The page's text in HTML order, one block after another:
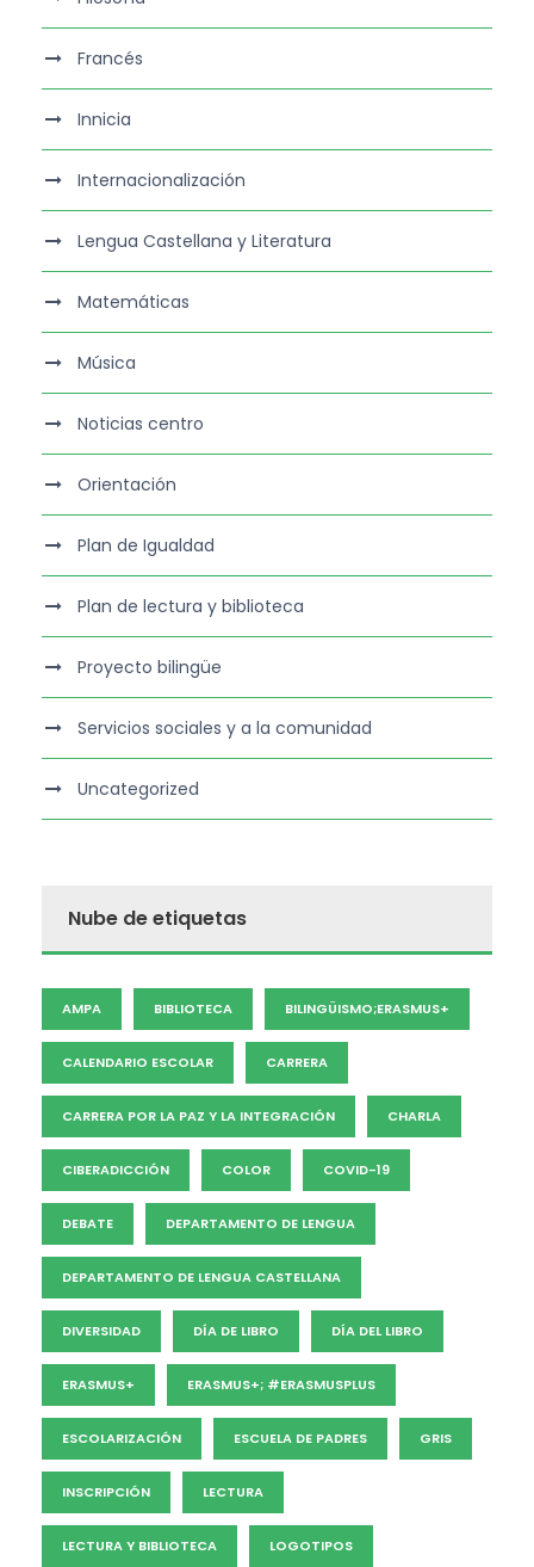
Francés
Innicia
Internacionalización
Lengua Castellana y Literatura
Matemáticas
Música
Noticias centro
Orientación
Plan de Igualdad
Plan de lectura y biblioteca
Proyecto bilingüe
Servicios sociales y a la comunidad
Uncategorized
Nube de etiquetas
AMPA BIBLIOTECA BILINGÜISMO;ERASMUS+
CALENDARIO ESCOLAR CARRERA
CARRERA POR LA PAZ Y LA INTEGRACIÓN CHARLA
CIBERADICCIÓN COLOR COVID-19
DEBATE DEPARTAMENTO DE LENGUA
DEPARTAMENTO DE LENGUA CASTELLANA
DIVERSIDAD DÍA DE LIBRO DÍA DEL LIBRO
ERASMUS+ ERASMUS+; #ERASMUSPLUS
ESCOLARIZACIÓN ESCUELA DE PADRES GRIS
INSCRIPCIÓN LECTURA
LECTURA Y BIBLIOTECA LOGOTIPOS